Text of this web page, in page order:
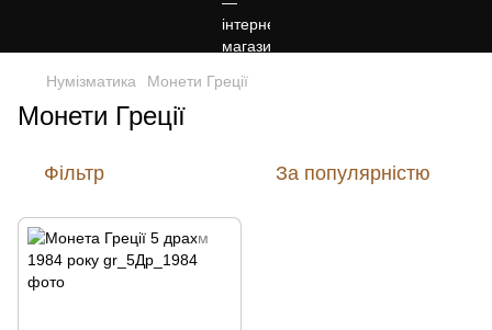
Нумізматика Монети Греції
Монети Греції
Фільтр За популярністю